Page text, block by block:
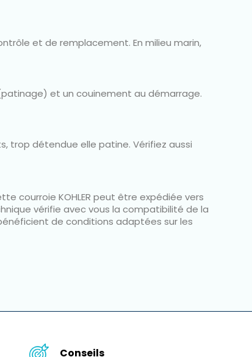
et de remplacement. En milieu marin,
et un couinement au démarrage.
trop détendue elle patine. Vérifiez aussi
courroie KOHLER peut être expédiée vers
vérifie avec vous la compatibilité de la
de conditions adaptées sur les
Conseils